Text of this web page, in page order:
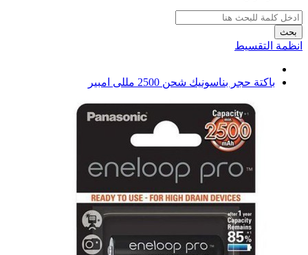
بحث
انظمة التقسيط
باكتة حجر بناسونيك شحن 2500 مللى امبير